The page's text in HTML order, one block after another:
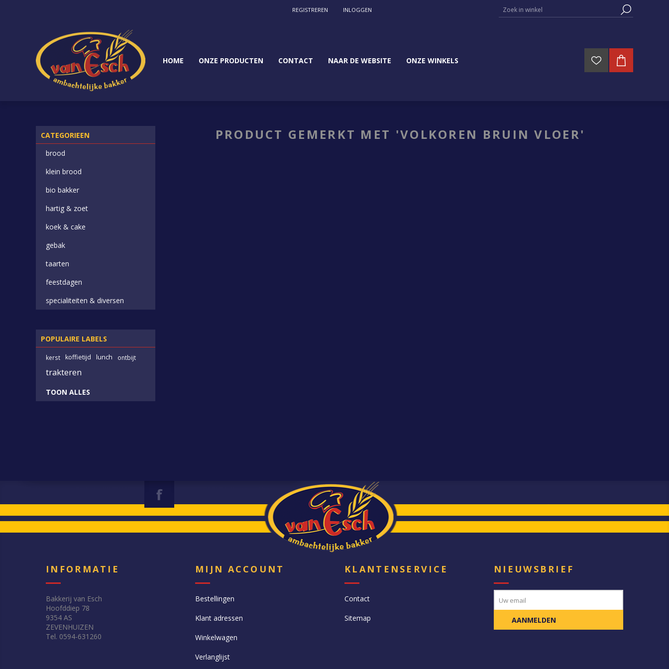
REGISTREREN INLOGGEN
HOME ONZE PRODUCTEN CONTACT NAAR DE WEBSITE ONZE WINKELS
PRODUCT GEMERKT MET 'VOLKOREN BRUIN VLOER'
CATEGORIEEN
brood
klein brood
bio bakker
hartig & zoet
koek & cake
gebak
taarten
feestdagen
specialiteiten & diversen
POPULAIRE LABELS
kerst koffietijd lunch ontbijt
trakteren
TOON ALLES
INFORMATIE
Bakkerij van Esch
Hoofddiep 78
9354 AS
ZEVENHUIZEN
Tel. 0594-631260
MIJN ACCOUNT
Bestellingen
Klant adressen
Winkelwagen
Verlanglijst
KLANTENSERVICE
Contact
Sitemap
NIEUWSBRIEF